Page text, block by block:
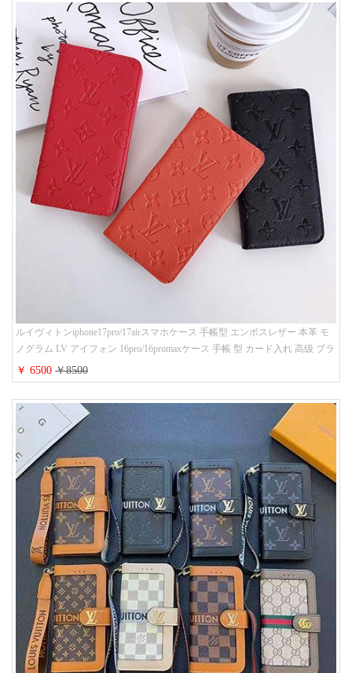
ルイヴィトンiphone17pro/17airスマホケース 手帳型 エンボスレザー 本革 モ
ノグラム LV アイフォン 16pro/16promaxケース 手帳 型 カード入れ 高级 ブラ
ンド iPhone 15/14/13 proケース 手帳型 男女通用 大人かわいい
￥ 6500￥8500